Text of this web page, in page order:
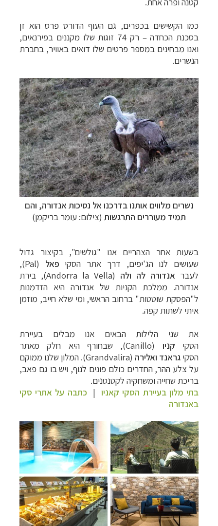
כמו הקשישים בכפרים, גם העוף הדורס פרס הוא זן
בסכנת הכחדה–
רק 74 זוגות שלו מקננים בפירנאים,
ואנו מבחינים במספר פרטים שלו דואים באוויר, בחברת
הנשרים.
נשרים מלווים אותנו בדרכנו אל נסיכות אנדורה, והם
תמיד מעוררים התרגשות (צילום: עומר בריקמן)
בשעות אחר הצהריים אנו "גולשים", בקיצור גדול
שעושים לנו הג'יפים, דרך אתר הסקי פאל (
Pal
),
לעבר אנדורה לה ולה (
Andorra la Vella), בירת
אנדורה. ממלכת הקניות של אנדורה היא הזדמנות
ל"הפסקת שוטטות" ברחוב הראשי, ומי שלא חייב, מוזמן
איתי לשתות קפה.
את שני הלילות הבאים אנו מבלים בעיירת
הסקי קניו (
Canillo), שבחורף היא חלק מאתר
הסקי גראנד ואלירה (
Grandvalira). המלון שלנו ממוקם
על צלע ההר, החדרים כולם פונים לנוף, ויש בו גם פאב,
בריכת שחייה ומשחקיה לקטנטנים.
בתי מלון בעיירת הסקי קאניו| כתבה על אתרי סקי
באנדורה